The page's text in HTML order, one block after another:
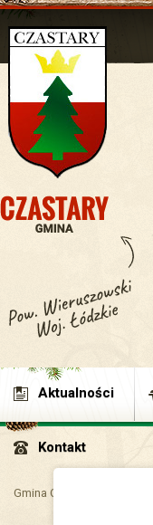
Aktualności
Kontakt
Gmina Czastary